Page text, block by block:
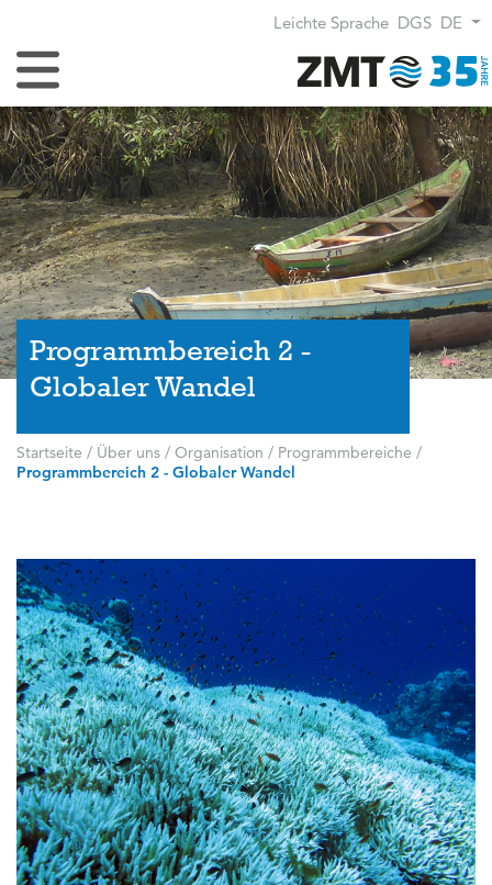
Leichte Sprache DGS DE
Navigation umschalten
Programmbereich 2 -
Globaler Wandel
Startseite / Über uns / Organisation / Programmbereiche /
Programmbereich 2 - Globaler Wandel